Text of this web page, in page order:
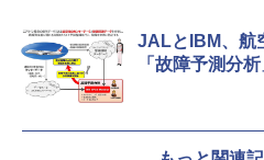
JALとIBM、航
「故障予測分